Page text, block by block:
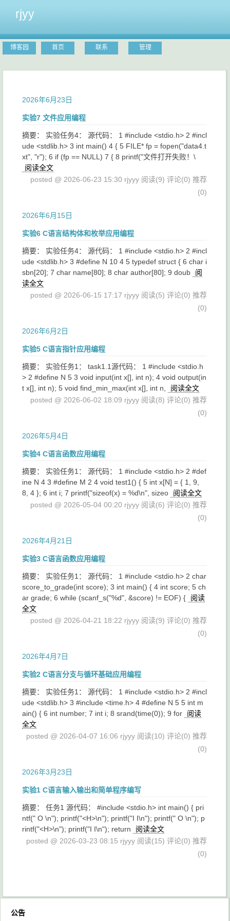
rjyy
博客园 首页 联系 管理
2026年6月23日
实验7 文件应用编程
摘要： 实验任务4： 源代码： 1 #include <stdio.h> 2 #incl
ude <stdlib.h> 3 int main() 4 { 5 FILE* fp = fopen("data4.t
xt", "r"); 6 if (fp == NULL) 7 { 8 printf("文件打开失败！\
阅读全文
posted @ 2026-06-23 15:30 rjyyy 阅读(9) 评论(0) 推荐
(0)
2026年6月15日
实验6 C语言结构体和枚举应用编程
摘要： 实验任务4： 源代码： 1 #include <stdio.h> 2 #incl
ude <stdlib.h> 3 #define N 10 4 5 typedef struct { 6 char i
sbn[20]; 7 char name[80]; 8 char author[80]; 9 doub
阅
读全文
posted @ 2026-06-15 17:17 rjyyy 阅读(5) 评论(0) 推荐
(0)
2026年6月2日
实验5 C语言指针应用编程
摘要： 实验任务1： task1.1源代码： 1 #include <stdio.h
> 2 #define N 5 3 void input(int x[], int n); 4 void output(in
t x[], int n); 5 void find_min_max(int x[], int n,
阅读全文
posted @ 2026-06-02 18:09 rjyyy 阅读(8) 评论(0) 推荐
(0)
2026年5月4日
实验4 C语言函数应用编程
摘要： 实验任务1： 源代码： 1 #include <stdio.h> 2 #def
ine N 4 3 #define M 2 4 void test1() { 5 int x[N] = { 1, 9,
8, 4 }; 6 int i; 7 printf("sizeof(x) = %d\n", sizeo
阅读全文
posted @ 2026-05-04 00:20 rjyyy 阅读(6) 评论(0) 推荐
(0)
2026年4月21日
实验3 C语言函数应用编程
摘要： 实验任务1： 源代码： 1 #include <stdio.h> 2 char
score_to_grade(int score); 3 int main() { 4 int score; 5 ch
ar grade; 6 while (scanf_s("%d", &score) != EOF) {
阅读
全文
posted @ 2026-04-21 18:22 rjyyy 阅读(9) 评论(0) 推荐
(0)
2026年4月7日
实验2 C语言分支与循环基础应用编程
摘要： 实验任务1： 源代码： 1 #include <stdio.h> 2 #incl
ude <stdlib.h> 3 #include <time.h> 4 #define N 5 5 int m
ain() { 6 int number; 7 int i; 8 srand(time(0)); 9 for
阅读
全文
posted @ 2026-04-07 16:06 rjyyy 阅读(10) 评论(0) 推荐
(0)
2026年3月23日
实验1 C语言输入输出和简单程序编写
摘要： 任务1 源代码： #include <stdio.h> int main() { pri
ntf(" O \n"); printf("<H>\n"); printf("I I\n"); printf(" O \n"); p
rintf("<H>\n"); printf("I I\n"); return
阅读全文
posted @ 2026-03-23 08:15 rjyyy 阅读(15) 评论(0) 推荐
(0)
公告